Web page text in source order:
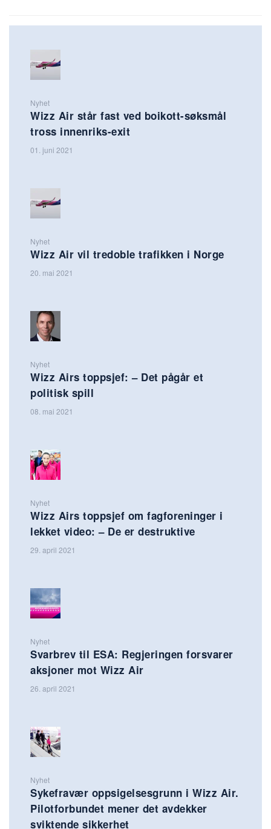
Nyhet
Wizz Air står fast ved boikott-søksmål
tross innenriks-exit
01. juni 2021
Nyhet
Wizz Air vil tredoble trafikken i Norge
20. mai 2021
Nyhet
Wizz Airs toppsjef: – Det pågår et
politisk spill
08. mai 2021
Nyhet
Wizz Airs toppsjef om fagforeninger i
lekket video: – De er destruktive
29. april 2021
Nyhet
Svarbrev til ESA: Regjeringen forsvarer
aksjoner mot Wizz Air
26. april 2021
Nyhet
Sykefravær oppsigelsesgrunn i Wizz Air.
Pilotforbundet mener det avdekker
sviktende sikkerhet